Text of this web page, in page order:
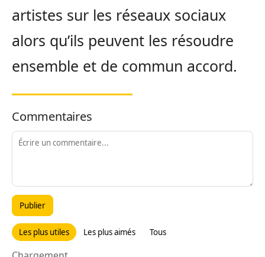
artistes sur les réseaux sociaux
alors qu’ils peuvent les résoudre
ensemble et de commun accord.
Commentaires
Publier
Les plus utiles Les plus aimés Tous